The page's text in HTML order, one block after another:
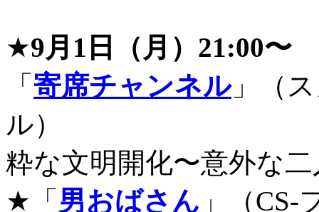
★9月1日（月）21:00〜
「 寄席チャンネル」（
ル）
粋な文明開化〜意外な
★「 男おばさん 」（CS-